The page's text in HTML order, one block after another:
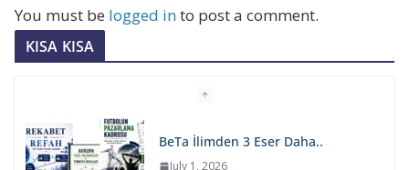
You must be logged into post a comment.
KISA KISA
BeTa İlimden 3 Eser Daha..
July 1, 2026